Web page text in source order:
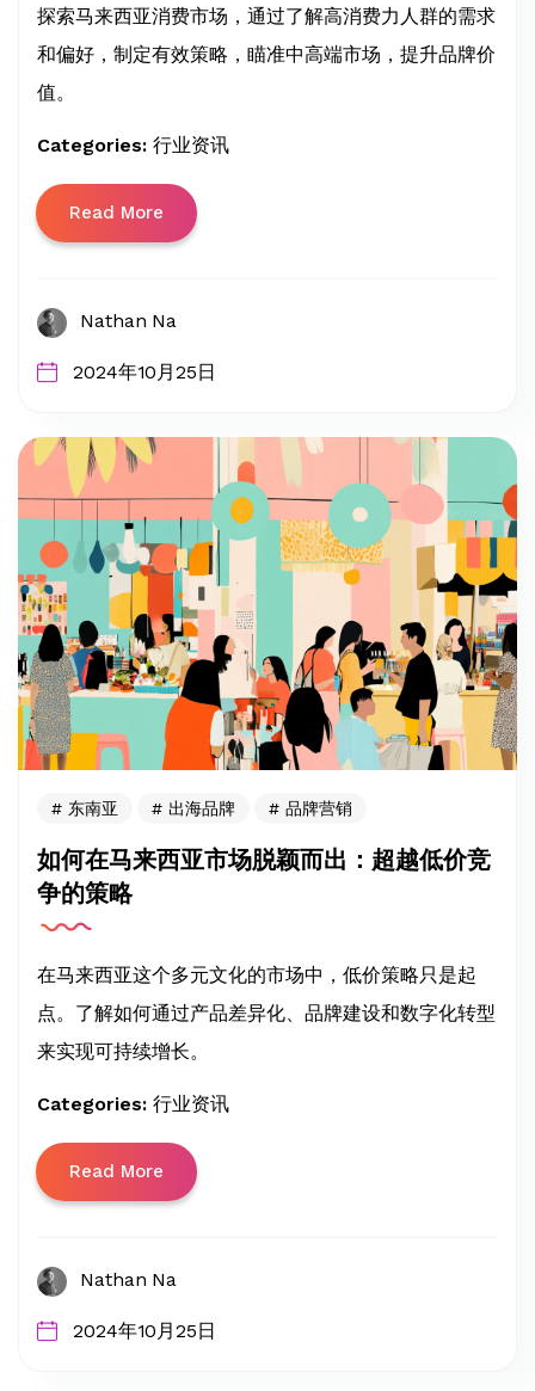
探索马来西亚消费市场，通过了解高消费力人群的需求
和偏好，制定有效策略，瞄准中高端市场，提升品牌价
值。
Categories: 行业资讯
Read More
Nathan Na
2024年10月25日
东南亚 出海品牌 品牌营销
如何在马来西亚市场脱颖而出：超越低价竞
争的策略
在马来西亚这个多元文化的市场中，低价策略只是起
点。了解如何通过产品差异化、品牌建设和数字化转型
来实现可持续增长。
Categories: 行业资讯
Read More
Nathan Na
2024年10月25日